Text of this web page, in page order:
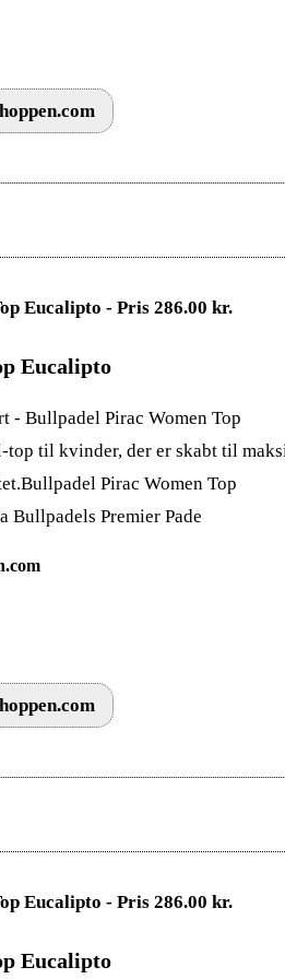
Eucalipto
- Bullpadel Pirac Women Top
til kvinder, der er skabt til
Pirac Women Top
Bullpadels Premier Pade
Eucalipto